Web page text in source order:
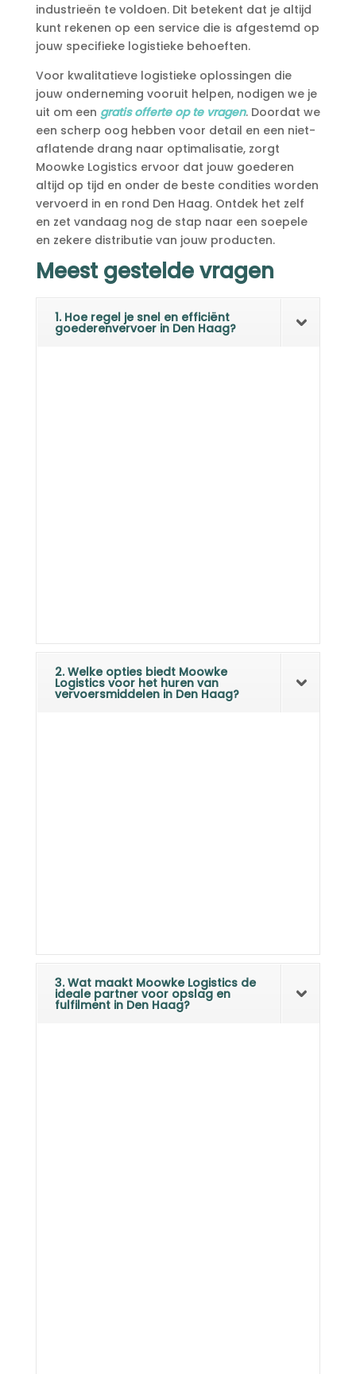
industrieën te voldoen.​ Dit betekent dat je altijd
kunt rekenen op een service die is afgestemd op
jouw specifieke logistieke behoeften.​
Voor kwalitatieve logistieke oplossingen die
jouw onderneming vooruit helpen, nodigen we je
uit om een gratis offerte op te vragen.​ Doordat we
een scherp oog hebben voor detail en een niet-
aflatende drang naar optimalisatie, zorgt
Moowke Logistics ervoor dat jouw goederen
altijd op tijd en onder de beste condities worden
vervoerd in en rond Den Haag.​ Ontdek het zelf
en zet vandaag nog de stap naar een soepele
en zekere distributie van jouw producten.​
Meest gestelde vragen
1. Hoe regel je snel en efficiënt
goederenvervoer in Den Haag?
2. Welke opties biedt Moowke
Logistics voor het huren van
vervoersmiddelen in Den Haag?
3. Wat maakt Moowke Logistics de
ideale partner voor opslag en
fulfilment in Den Haag?